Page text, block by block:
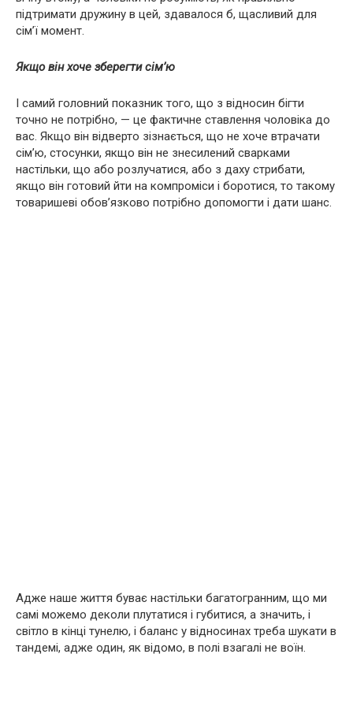
підтримати дружину в цей, здавалося б, щасливий для
сім’ї момент.
Якщо він хоче зберегти сім’ю
І самий головний показник того, що з відносин бігти
точно не потрібно, — це фактичне ставлення чоловіка до
вас. Якщо він відверто зізнається, що не хоче втрачати
сім’ю, стосунки, якщо він не знесилений сварками
настільки, що або розлучатися, або з даху стрибати,
якщо він готовий йти на компроміси і боротися, то такому
товаришеві обов’язково потрібно допомогти і дати шанс.
Адже наше життя буває настільки багатогранним, що ми
самі можемо деколи плутатися і губитися, а значить, і
світло в кінці тунелю, і баланс у відносинах треба шукати в
тандемі, адже один, як відомо, в полі взагалі не воїн.